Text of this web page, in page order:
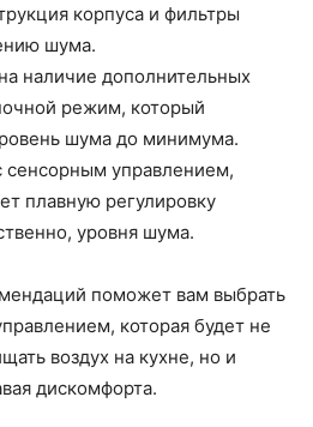
корпуса и фильтры
шума.
наличие дополнительных
режим, который
шума до минимума.
управлением,
плавную регулировку
уровня шума.
поможет вам выбрать
которая будет не
воздух на кухне, но и
дискомфорта.